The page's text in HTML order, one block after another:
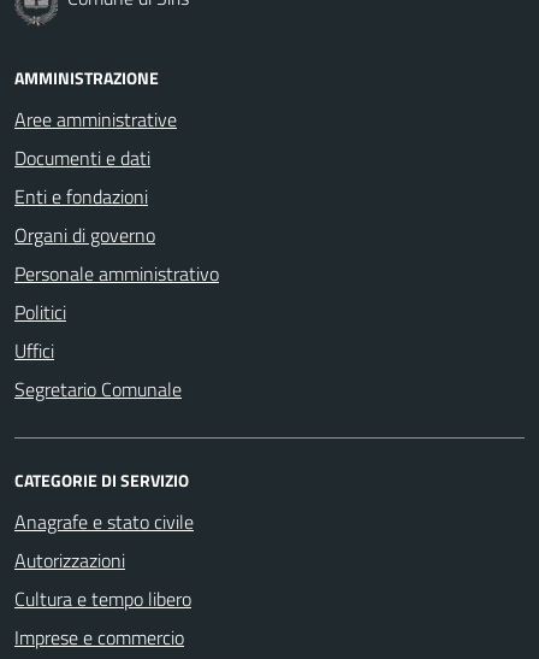
AMMINISTRAZIONE
Aree amministrative
Documenti e dati
Enti e fondazioni
Organi di governo
Personale amministrativo
Politici
Uffici
Segretario Comunale
CATEGORIE DI SERVIZIO
Anagrafe e stato civile
Autorizzazioni
Cultura e tempo libero
Imprese e commercio